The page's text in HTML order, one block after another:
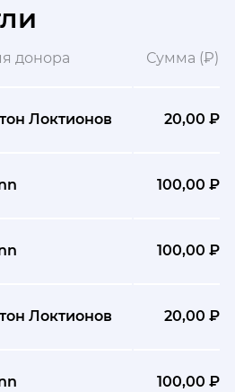
донора Сумма (₽)
Локтионов 20,00 ₽
100,00 ₽
100,00 ₽
Локтионов 20,00 ₽
100,00 ₽